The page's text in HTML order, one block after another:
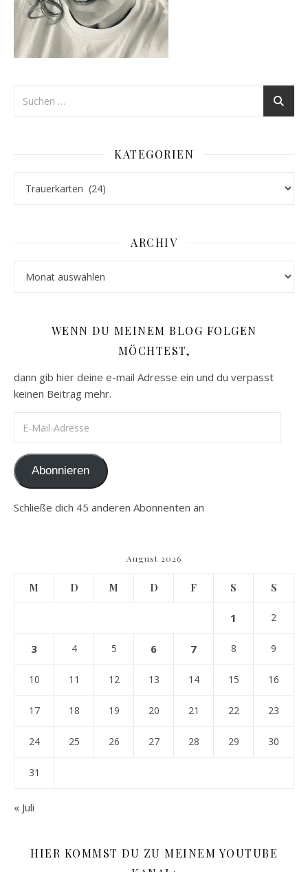
KATEGORIEN
ARCHIV
WENN DU MEINEM BLOG FOLGEN
MÖCHTEST,
dann gib hier deine e-mail Adresse ein und du verpasst
keinen Beitrag mehr.
Abonnieren
Schließe dich 45 anderen Abonnenten an
August 2026
M D M D F S S
1 2
3 4 5 6 7 8 9
10 11 12 13 14 15 16
17 18 19 20 21 22 23
24 25 26 27 28 29 30
31
« Juli
HIER KOMMST DU ZU MEINEM YOUTUBE